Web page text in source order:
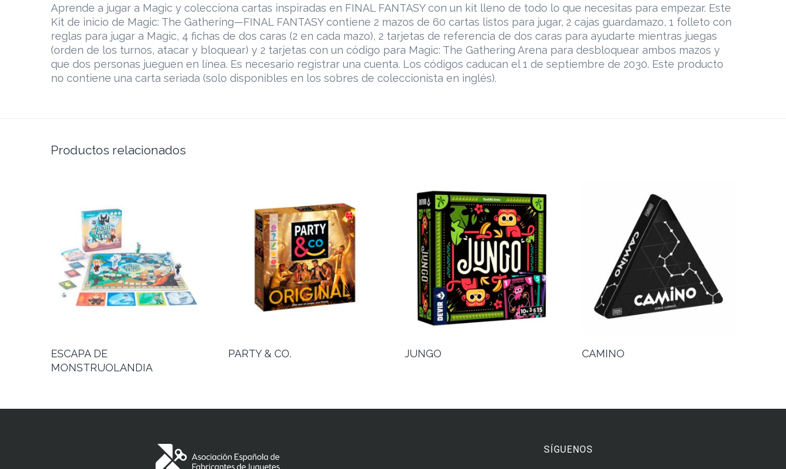
Aprende a jugar a Magic y colecciona cartas inspiradas en FINAL FANTASY con un kit lleno de todo lo que necesitas para empezar. Este
Kit de inicio de Magic: The Gathering—FINAL FANTASY contiene 2 mazos de 60 cartas listos para jugar, 2 cajas guardamazo, 1 folleto con
reglas para jugar a Magic, 4 fichas de dos caras (2 en cada mazo), 2 tarjetas de referencia de dos caras para ayudarte mientras juegas
(orden de los turnos, atacar y bloquear) y 2 tarjetas con un código para Magic: The Gathering Arena para desbloquear ambos mazos y
que dos personas jueguen en línea. Es necesario registrar una cuenta. Los códigos caducan el 1 de septiembre de 2030. Este producto
no contiene una carta seriada (solo disponibles en los sobres de coleccionista en inglés).
Productos relacionados
ESCAPA DE
MONSTRUOLANDIA
PARTY & CO. JUNGO CAMINO
SÍGUENOS